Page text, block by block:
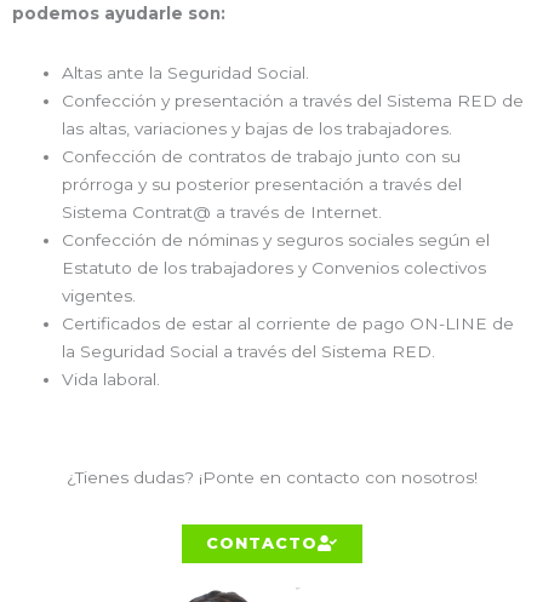
podemos ayudarle son:
Altas ante la Seguridad Social.
Confección y presentación a través del Sistema RED de
las altas, variaciones y bajas de los trabajadores.
Confección de contratos de trabajo junto con su
prórroga y su posterior presentación a través del
Sistema Contrat@ a través de Internet.
Confección de nóminas y seguros sociales según el
Estatuto de los trabajadores y Convenios colectivos
vigentes.
Certificados de estar al corriente de pago ON-LINE de
la Seguridad Social a través del Sistema RED.
Vida laboral.
¿Tienes dudas? ¡Ponte en contacto con nosotros!
CONTACTO